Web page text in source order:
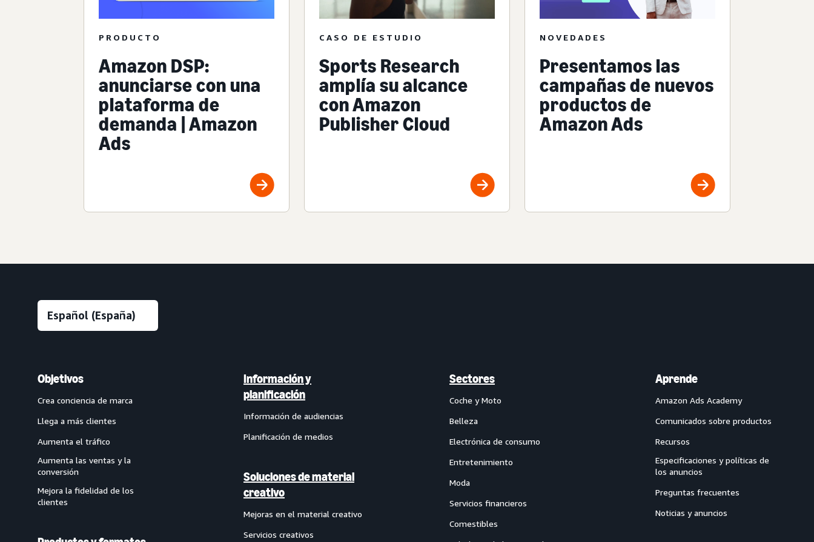
PRODUCTO
Amazon DSP:
anunciarse con una
plataforma de
demanda | Amazon
Ads
CASO DE ESTUDIO
Sports Research
amplía su alcance
con Amazon
Publisher Cloud
NOVEDADES
Presentamos las
campañas de nuevos
productos de
Amazon Ads
Objetivos
Crea conciencia de marca
Llega a más clientes
Aumenta el tráfico
Aumenta las ventas y la
conversión
Mejora la fidelidad de los
clientes
Información y
planificación
Información de audiencias
Planificación de medios
Soluciones de material
creativo
Mejoras en el material creativo
Servicios creativos
Sectores
Coche y Moto
Belleza
Electrónica de consumo
Entretenimiento
Moda
Servicios financieros
Comestibles
Aprende
Amazon Ads Academy
Comunicados sobre productos
Recursos
Especificaciones y políticas de
los anuncios
Preguntas frecuentes
Noticias y anuncios